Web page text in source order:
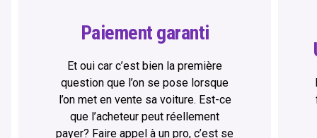
Paiement garanti
Et oui car c’est bien la première
question que l’on se pose lorsque
l’on met en vente sa voiture. Est-ce
que l’acheteur peut réellement
payer? Faire appel à un pro, c’est se